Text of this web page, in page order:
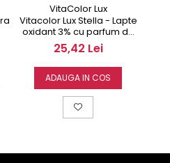
VitaColor Lux
Vitacolor Lux Stella - Lapte
oxidant 3% cu parfum de
migdale 200 ml
25,42 Lei
ADAUGA IN COS